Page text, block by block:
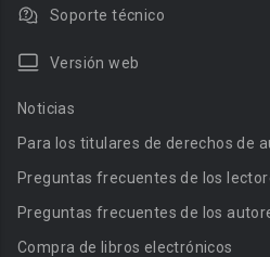
Soporte técnico
Versión web
Noticias
Para los titulares de derechos de
Preguntas frecuentes de los
Preguntas frecuentes de los
Compra de libros electrónicos